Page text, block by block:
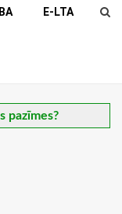
E-LTA
pazīmes?